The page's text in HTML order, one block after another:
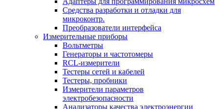
Cредства разработки и отладки для
микроконтр.
Преобразователи интерфейса
Измерительные приборы
Вольтметры
Генераторы и частотомеры
RCL-измерители
Тестеры сетей и кабелей
Тестеры, пробники
Измерители параметров
электробезопасности
Анализаторы качества электроэнергии